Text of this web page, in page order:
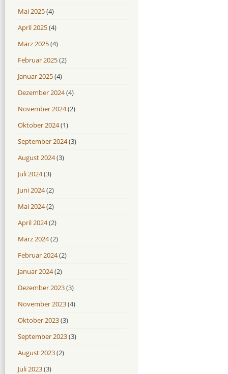
Mai 2025(4)
April 2025(4)
März 2025(4)
Februar 2025(2)
Januar 2025(4)
Dezember 2024(4)
November 2024(2)
Oktober 2024(1)
September 2024(3)
August 2024(3)
Juli 2024(3)
Juni 2024(2)
Mai 2024(2)
April 2024(2)
März 2024(2)
Februar 2024(2)
Januar 2024(2)
Dezember 2023(3)
November 2023(4)
Oktober 2023(3)
September 2023(3)
August 2023(2)
Juli 2023(3)